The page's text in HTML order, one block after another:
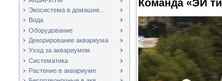
Экосистема в домашне...
Вода
Оборудование
Декорирование аквариума
Уход за аквариумом
Систематика
Растение в аквариуме
Команда «ЭЙ